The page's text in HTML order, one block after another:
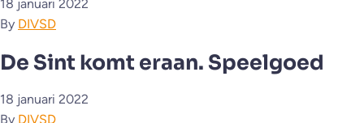
18 januari 2022
By DIVSD
De Sint komt eraan. Speelgoed
18 januari 2022
By DIVSD